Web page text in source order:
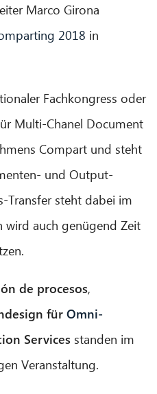
Marco Girona
2018 in
Fachkongress oder
Multi-Chanel Document
Compart und steht
und Output-
Transfer steht dabei im
auch genügend Zeit
de procesos,
fürOmni-
Services standen im
Veranstaltung.